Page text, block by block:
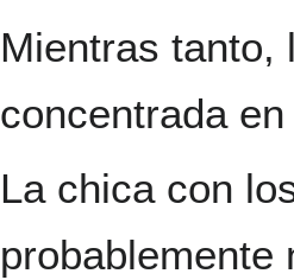
Mientras tanto,
concentrada
La chica con
probablemente